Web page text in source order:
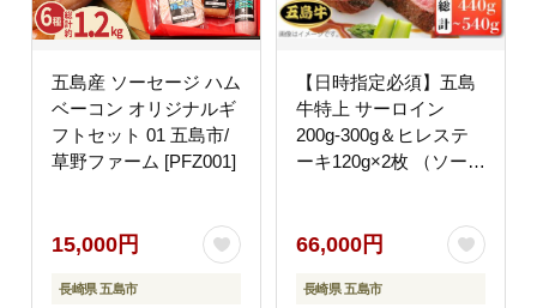
五島産 ソーセージ ハム
ベーコン オリジナルギ
フトセット 01 五島市/
草野ファーム [PFZ001]
15,000円
長崎県 五島市
【日時指定必須】五島
牛特上 サーロイン
200g-300g＆ヒレステ
ーキ120g×2枚 （ソース
ド牛 ヒレ ステーキ サ
ーロイン 国産牛 セット
牛 肉 お肉 九州 長崎 五
66,000円
長崎県 五島市